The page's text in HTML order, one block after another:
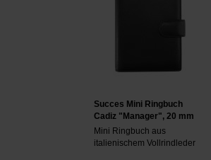
Succes Mini Ringbuch
Cadiz "Manager", 20 mm
Mini Ringbuch aus
italienischem Vollrindleder